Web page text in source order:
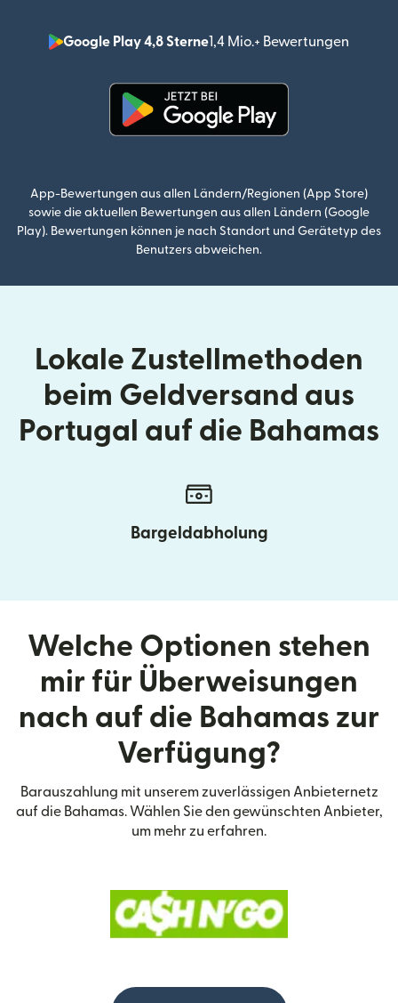
Google Play 4,8 Sterne1,4 Mio.+ Bewertungen
App-Bewertungen aus allen Ländern/Regionen (App Store)
sowie die aktuellen Bewertungen aus allen Ländern (Google
Play). Bewertungen können je nach Standort und Gerätetyp des
Benutzers abweichen.
Lokale Zustellmethoden
beim Geldversand aus
Portugal auf die Bahamas
Bargeldabholung
Welche Optionen stehen
mir für Überweisungen
nach auf die Bahamas zur
Verfügung?
Barauszahlung mit unserem zuverlässigen Anbieternetz
auf die Bahamas. Wählen Sie den gewünschten Anbieter,
um mehr zu erfahren.